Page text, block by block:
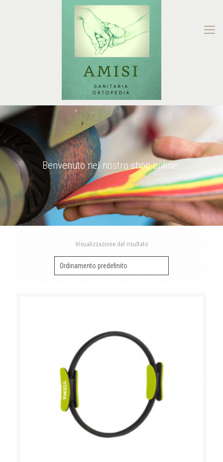
Benvenuto nel nostro shop online
Visualizzazione del risultato